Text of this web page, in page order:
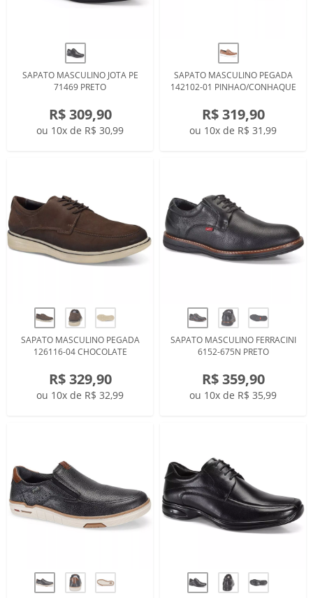
SAPATO MASCULINO JOTA PE
71469 PRETO
R$ 309,90
ou 10x de R$ 30,99
SAPATO MASCULINO PEGADA
142102-01 PINHAO/CONHAQUE
R$ 319,90
ou 10x de R$ 31,99
SAPATO MASCULINO PEGADA
126116-04 CHOCOLATE
R$ 329,90
ou 10x de R$ 32,99
SAPATO MASCULINO FERRACINI
6152-675N PRETO
R$ 359,90
ou 10x de R$ 35,99